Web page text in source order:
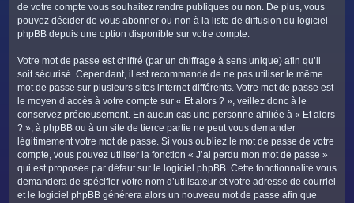
de votre compte vous souhaitez rendre publiques ou non. De plus, vous
pouvez décider de vous abonner ou non à la liste de diffusion du logiciel
phpBB depuis une option disponible sur votre compte.
Votre mot de passe est chiffré (par un chiffrage à sens unique) afin qu’il
soit sécurisé. Cependant, il est recommandé de ne pas utiliser le même
mot de passe sur plusieurs sites internet différents. Votre mot de passe est
le moyen d’accès à votre compte sur « Et alors ? », veillez donc à le
conservez précieusement. En aucun cas une personne affiliée à « Et alors
? », à phpBB ou à un site de tierce partie ne peut vous demander
légitimement votre mot de passe. Si vous oubliez le mot de passe de votre
compte, vous pouvez utiliser la fonction « J’ai perdu mon mot de passe »
qui est proposée par défaut sur le logiciel phpBB. Cette fonctionnalité vous
demandera de spécifier votre nom d’utilisateur et votre adresse de courriel
et le logiciel phpBB générera alors un nouveau mot de passe afin que